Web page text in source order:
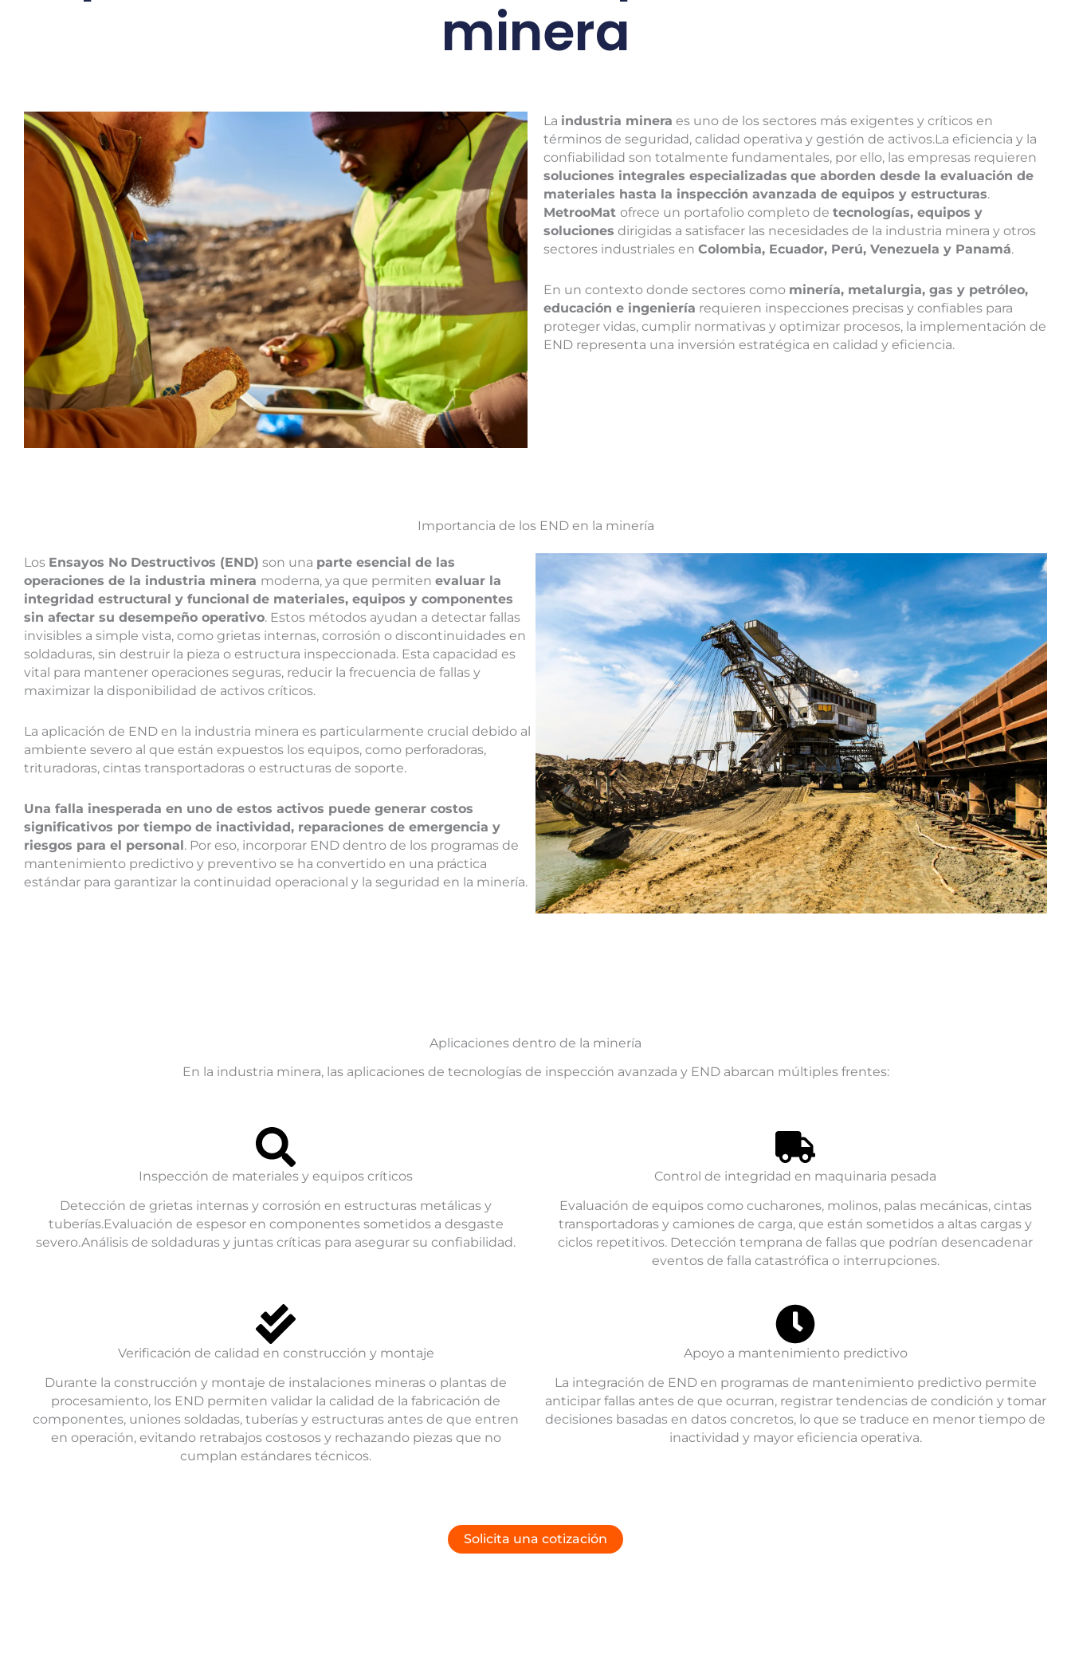
minera
La industria minera es uno de los sectores más exigentes y críticos en
términos de seguridad, calidad operativa y gestión de activos.La eficiencia y la
confiabilidad son totalmente fundamentales, por ello, las empresas requieren
soluciones integrales especializadas que aborden desde la evaluación de
materiales hasta la inspección avanzada de equipos y estructuras.
MetrooMat ofrece un portafolio completo de tecnologías, equipos y
soluciones dirigidas a satisfacer las necesidades de la industria minera y otros
sectores industriales en Colombia, Ecuador, Perú, Venezuela y Panamá.
En un contexto donde sectores como minería, metalurgia, gas y petróleo,
educación e ingeniería requieren inspecciones precisas y confiables para
proteger vidas, cumplir normativas y optimizar procesos, la implementación de
END representa una inversión estratégica en calidad y eficiencia.
Importancia de los END en la minería
Los Ensayos No Destructivos (END) son una parte esencial de las
operaciones de la industria minera moderna, ya que permiten evaluar la
integridad estructural y funcional de materiales, equipos y componentes
sin afectar su desempeño operativo. Estos métodos ayudan a detectar fallas
invisibles a simple vista, como grietas internas, corrosión o discontinuidades en
soldaduras, sin destruir la pieza o estructura inspeccionada. Esta capacidad es
vital para mantener operaciones seguras, reducir la frecuencia de fallas y
maximizar la disponibilidad de activos críticos.
La aplicación de END en la industria minera es particularmente crucial debido al
ambiente severo al que están expuestos los equipos, como perforadoras,
trituradoras, cintas transportadoras o estructuras de soporte.
Una falla inesperada en uno de estos activos puede generar costos
significativos por tiempo de inactividad, reparaciones de emergencia y
riesgos para el personal. Por eso, incorporar END dentro de los programas de
mantenimiento predictivo y preventivo se ha convertido en una práctica
estándar para garantizar la continuidad operacional y la seguridad en la minería.
Aplicaciones dentro de la minería
En la industria minera, las aplicaciones de tecnologías de inspección avanzada y END abarcan múltiples frentes:
Inspección de materiales y equipos críticos
Detección de grietas internas y corrosión en estructuras metálicas y
tuberías.Evaluación de espesor en componentes sometidos a desgaste
severo.Análisis de soldaduras y juntas críticas para asegurar su confiabilidad.
Control de integridad en maquinaria pesada
Evaluación de equipos como cucharones, molinos, palas mecánicas, cintas
transportadoras y camiones de carga, que están sometidos a altas cargas y
ciclos repetitivos. Detección temprana de fallas que podrían desencadenar
eventos de falla catastrófica o interrupciones.
Verificación de calidad en construcción y montaje
Durante la construcción y montaje de instalaciones mineras o plantas de
procesamiento, los END permiten validar la calidad de la fabricación de
componentes, uniones soldadas, tuberías y estructuras antes de que entren
en operación, evitando retrabajos costosos y rechazando piezas que no
cumplan estándares técnicos.
Apoyo a mantenimiento predictivo
La integración de END en programas de mantenimiento predictivo permite
anticipar fallas antes de que ocurran, registrar tendencias de condición y tomar
decisiones basadas en datos concretos, lo que se traduce en menor tiempo de
inactividad y mayor eficiencia operativa.
Solicita una cotización